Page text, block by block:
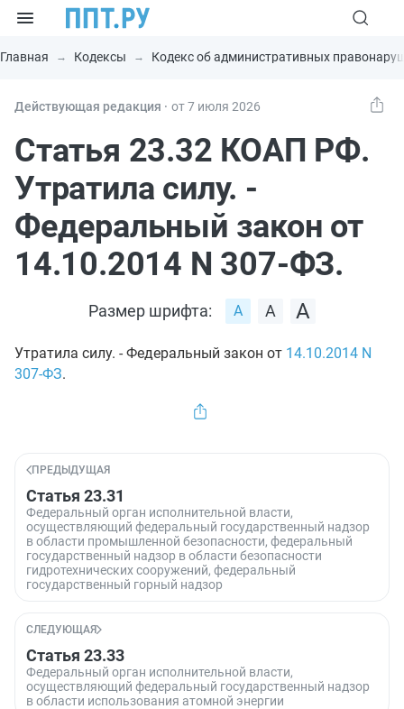
Главная Кодексы Кодекс об административных
Действующая редакция ⸱ от 7 июля 2026
Статья 23.32 КОАП РФ.
Утратила силу. -
Федеральный закон от
14.10.2014 N 307-ФЗ.
Размер шрифта:
Утратила силу. - Федеральный закон от 14.10.2014 N
307-ФЗ.
ПРЕДЫДУЩАЯ
Статья 23.31
Федеральный орган исполнительной власти,
осуществляющий федеральный государственный надзор
в области промышленной безопасности, федеральный
государственный надзор в области безопасности
гидротехнических сооружений, федеральный
государственный горный надзор
СЛЕДУЮЩАЯ
Статья 23.33
Федеральный орган исполнительной власти,
осуществляющий федеральный государственный надзор
в области использования атомной энергии